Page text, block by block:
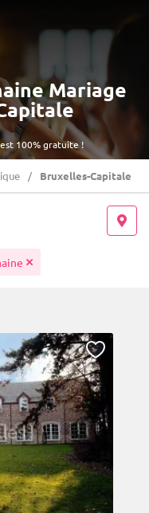
100% gratuite !
Mariage
Bruxelles-Capitale